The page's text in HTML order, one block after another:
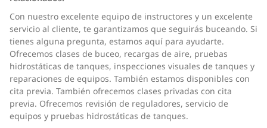
Con nuestro excelente equipo de instructores y un excelente
servicio al cliente, te garantizamos que seguirás buceando. Si
tienes alguna pregunta, estamos aquí para ayudarte.
Ofrecemos clases de buceo, recargas de aire, pruebas
hidrostáticas de tanques, inspecciones visuales de tanques y
reparaciones de equipos. También estamos disponibles con
cita previa. También ofrecemos clases privadas con cita
previa. Ofrecemos revisión de reguladores, servicio de
equipos y pruebas hidrostáticas de tanques.